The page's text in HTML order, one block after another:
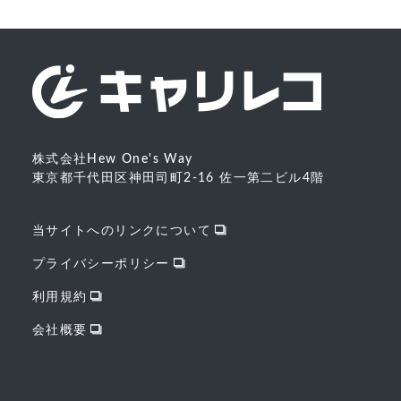
株式会社Hew One's Way
東京都千代田区神田司町2-16 佐一第二ビル4階
当サイトへのリンクについて
プライバシーポリシー
利用規約
会社概要